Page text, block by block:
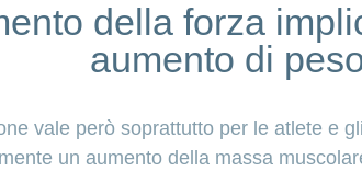
della forza
aumento di
vale però soprattutto per le atlete e
un aumento della massa